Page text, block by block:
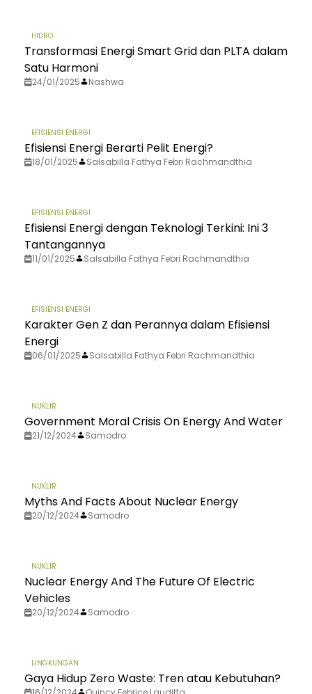
HIDRO
Transformasi Energi Smart Grid dan PLTA dalam
Satu Harmoni
24/01/2025 Nashwa
EFISIENSI ENERGI
Efisiensi Energi Berarti Pelit Energi?
18/01/2025 Salsabilla Fathya Febri Rachmandthia
EFISIENSI ENERGI
Efisiensi Energi dengan Teknologi Terkini: Ini 3
Tantangannya
11/01/2025 Salsabilla Fathya Febri Rachmandthia
EFISIENSI ENERGI
Karakter Gen Z dan Perannya dalam Efisiensi
Energi
06/01/2025 Salsabilla Fathya Febri Rachmandthia
NUKLIR
Government Moral Crisis On Energy And Water
21/12/2024 Samodro
NUKLIR
Myths And Facts About Nuclear Energy
20/12/2024 Samodro
NUKLIR
Nuclear Energy And The Future Of Electric
Vehicles
20/12/2024 Samodro
LINGKUNGAN
Gaya Hidup Zero Waste: Tren atau Kebutuhan?